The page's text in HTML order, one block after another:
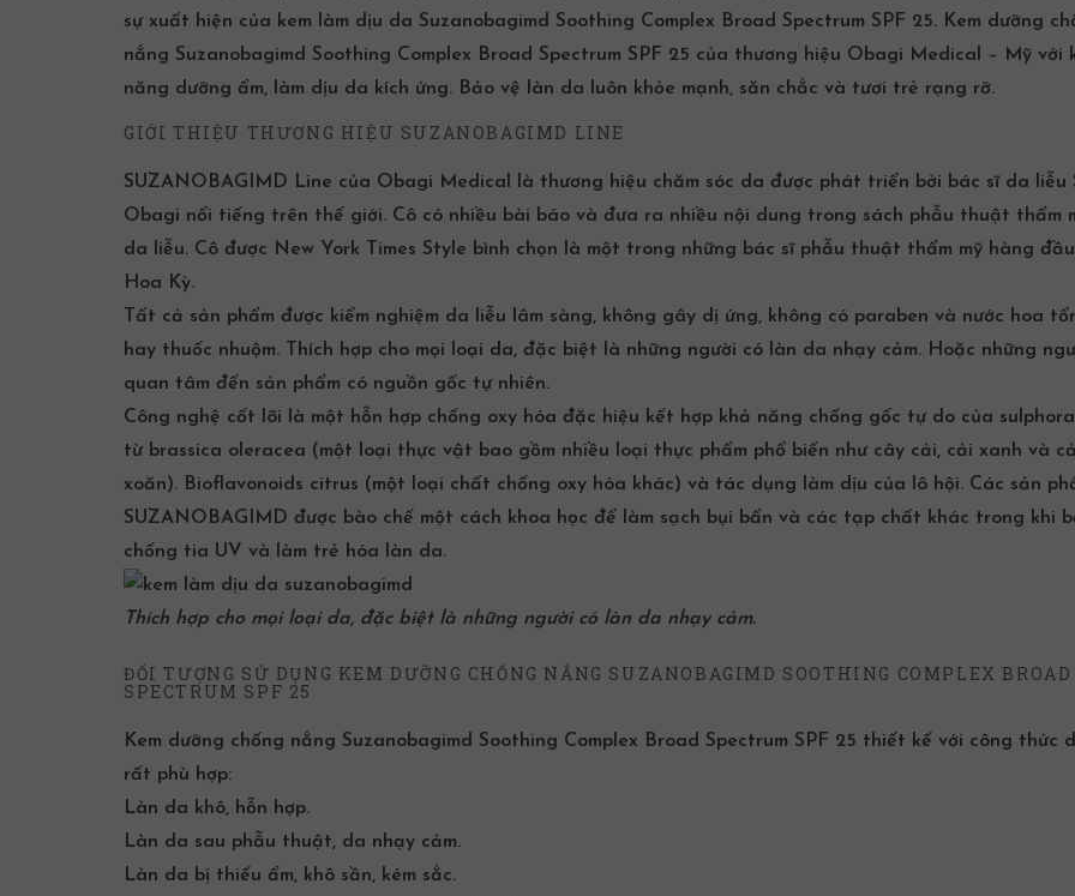
sự xuất hiện của kem làm dịu da Suzanobagimd Soothing Complex Broad Spectrum SPF 25. Kem dưỡng
nắng Suzanobagimd Soothing Complex Broad Spectrum SPF 25 của thương hiệu Obagi Medical – Mỹ với
năng dưỡng ẩm, làm dịu da kích ứng. Bảo vệ làn da luôn khỏe mạnh, săn chắc và tươi trẻ rạng rỡ.
GIỚI THIỆU THƯƠNG HIỆU SUZANOBAGIMD LINE
SUZANOBAGIMD Line của Obagi Medical là thương hiệu chăm sóc da được phát triển bởi bác sĩ da liễu
Obagi nổi tiếng trên thế giới. Cô có nhiều bài báo và đưa ra nhiều nội dung trong sách phẫu thuật thẩm
da liễu. Cô được New York Times Style bình chọn là một trong những bác sĩ phẫu thuật thẩm mỹ hàng
Hoa Kỳ.
Tất cả sản phẩm được kiểm nghiệm da liễu lâm sàng, không gây dị ứng, không có paraben và nước hoa
hay thuốc nhuộm. Thích hợp cho mọi loại da, đặc biệt là những người có làn da nhạy cảm. Hoặc những
quan tâm đến sản phẩm có nguồn gốc tự nhiên.
Công nghệ cốt lõi là một hỗn hợp chống oxy hóa đặc hiệu kết hợp khả năng chống gốc tự do của
từ brassica oleracea (một loại thực vật bao gồm nhiều loại thực phẩm phổ biến như cây cải, cải xanh và
xoăn). Bioflavonoids citrus (một loại chất chống oxy hóa khác) và tác dụng làm dịu của lô hội. Các sản
SUZANOBAGIMD được bào chế một cách khoa học để làm sạch bụi bẩn và các tạp chất khác trong khi
chống tia UV và làm trẻ hóa làn da.
Thích hợp cho mọi loại da, đặc biệt là những người có làn da nhạy cảm.
ĐỐI TƯỢNG SỬ DỤNG KEM DƯỠNG CHỐNG NẮNG SUZANOBAGIMD SOOTHING COMPLEX BROAD
SPECTRUM SPF 25
Kem dưỡng chống nắng Suzanobagimd Soothing Complex Broad Spectrum SPF 25 thiết kế với công thức
rất phù hợp:
Làn da khô, hỗn hợp.
Làn da sau phẫu thuật, da nhạy cảm.
Làn da bị thiếu ẩm, khô sần, kém sắc.